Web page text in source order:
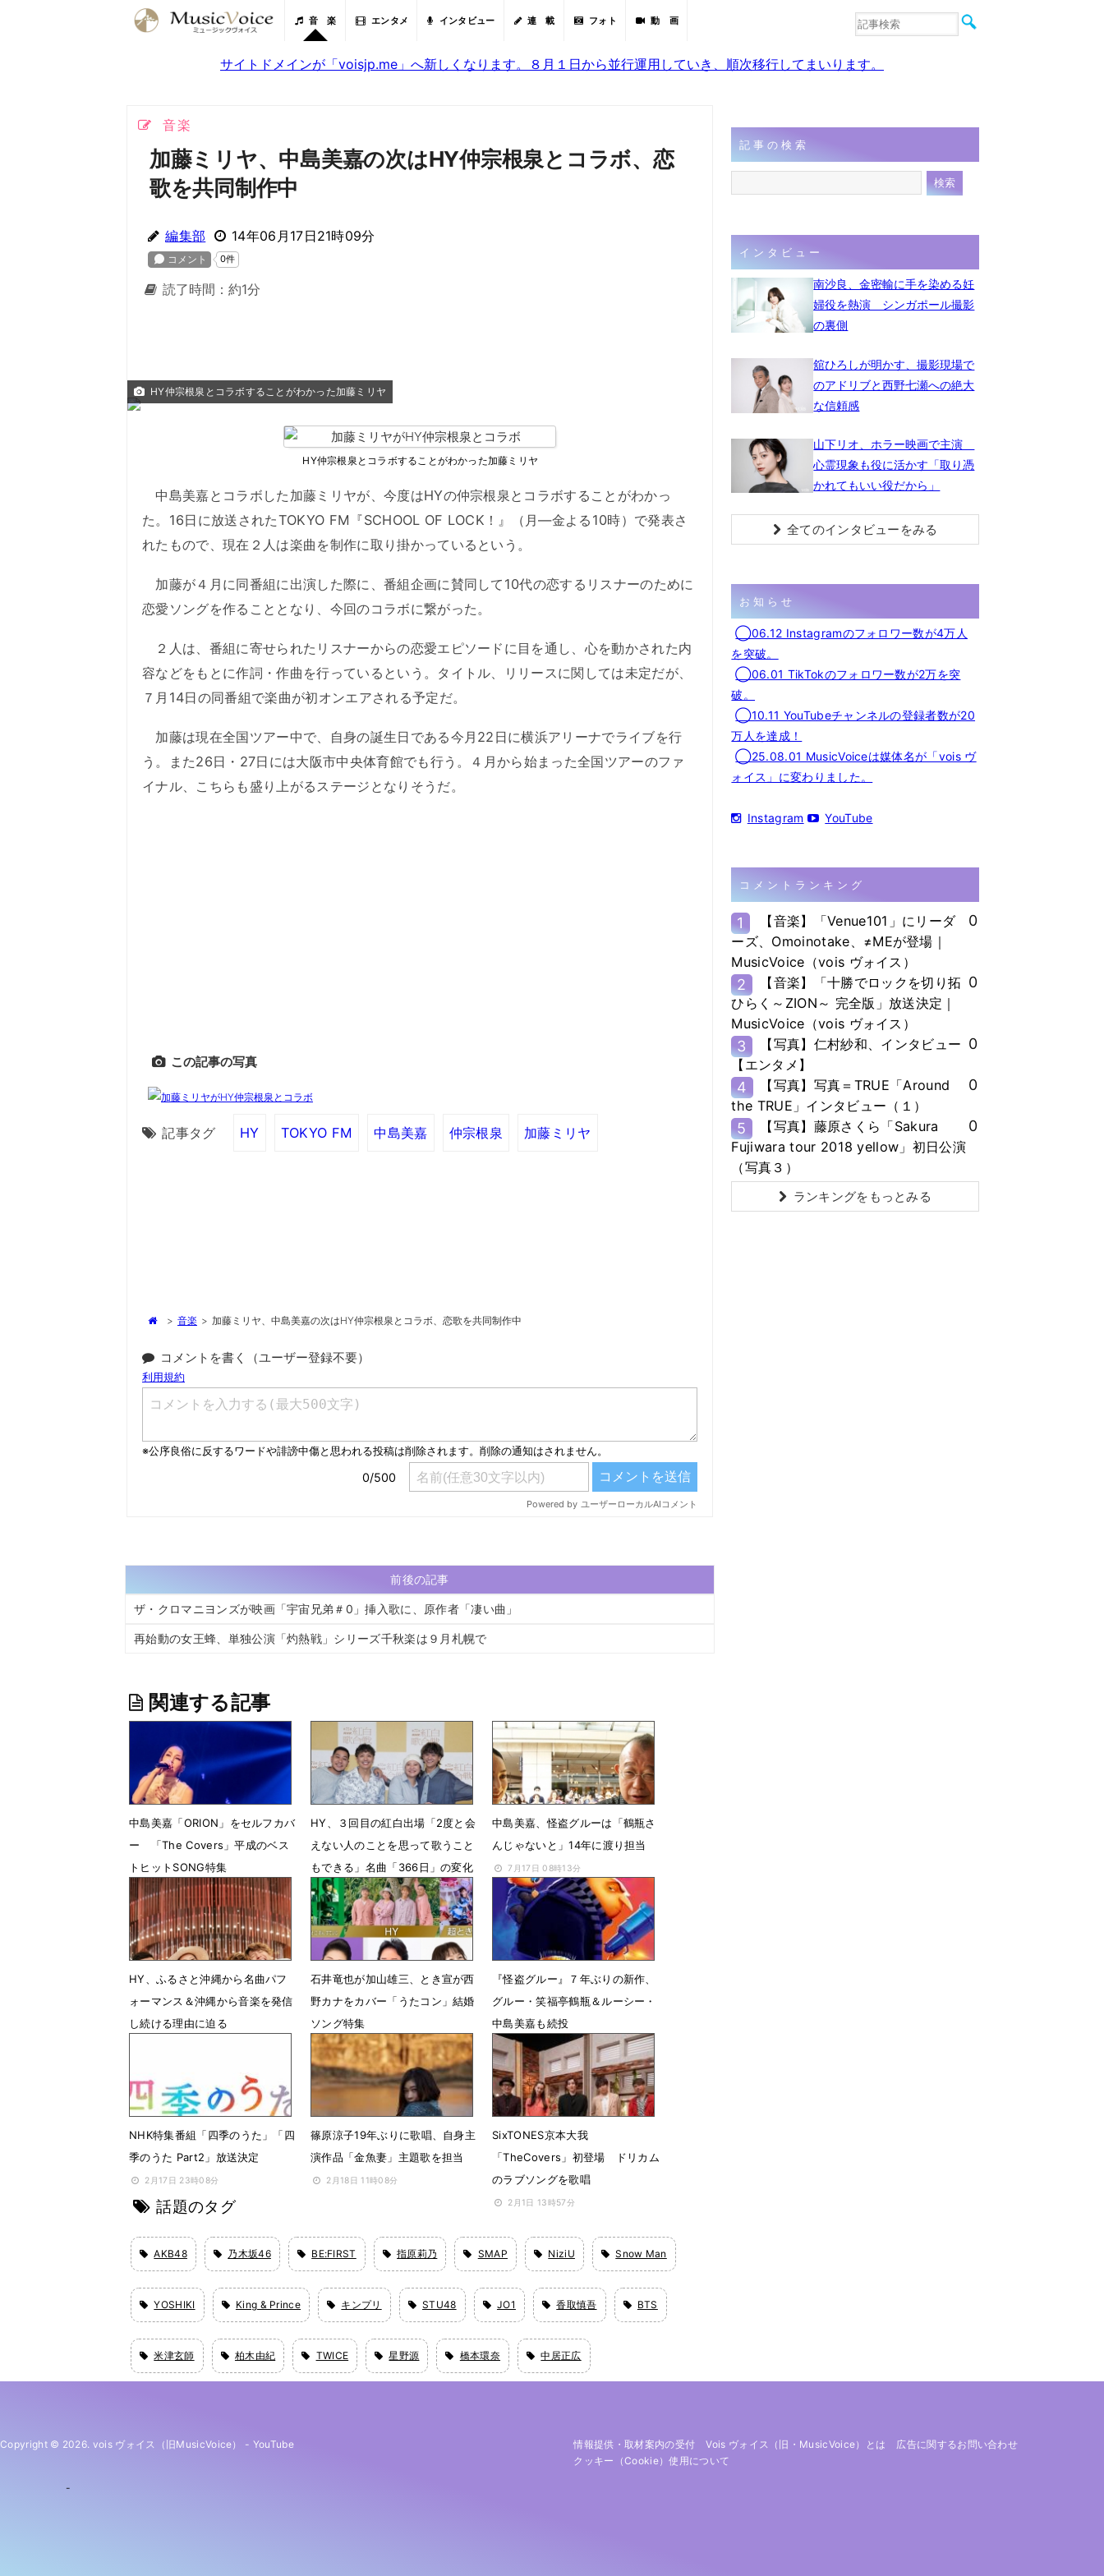
音 楽 エンタメ インタビュー 連 載 フォト 動 画
音楽
サイトドメインが「voisjp.me」へ新しくなります。８月１日から並行運用していき、順次移行してまいります。
音楽
加藤ミリヤ、中島美嘉の次はHY仲宗根泉とコラボ、恋
歌を共同制作中
編集部 14年06月17日21時09分
読了時間：約1分
HY仲宗根泉とコラボすることがわかった加藤ミリヤ
HY仲宗根泉とコラボすることがわかった加藤ミリヤ
中島美嘉とコラボした加藤ミリヤが、今度はHYの仲宗根泉とコラボすることがわかっ
た。16日に放送されたTOKYO FM『SCHOOL OF LOCK！』（月―金よる10時）で発表さ
れたもので、現在２人は楽曲を制作に取り掛かっているという。
加藤が４月に同番組に出演した際に、番組企画に賛同して10代の恋するリスナーのために
恋愛ソングを作ることとなり、今回のコラボに繋がった。
２人は、番組に寄せられたリスナーからの恋愛エピソードに目を通し、心を動かされた内
容などをもとに作詞・作曲を行っているという。タイトル、リリースに関しては未定だが、
７月14日の同番組で楽曲が初オンエアされる予定だ。
加藤は現在全国ツアー中で、自身の誕生日である今月22日に横浜アリーナでライブを行
う。また26日・27日には大阪市中央体育館でも行う。４月から始まった全国ツアーのファ
イナル、こちらも盛り上がるステージとなりそうだ。
この記事の写真
記事タグ HY TOKYO FM 中島美嘉 仲宗根泉 加藤ミリヤ
> 音楽 > 加藤ミリヤ、中島美嘉の次はHY仲宗根泉とコラボ、恋歌を共同制作中
コメントを書く（ユーザー登録不要）
前後の記事
ザ・クロマニヨンズが映画「宇宙兄弟＃0」挿入歌に、原作者「凄い曲」
再始動の女王蜂、単独公演「灼熱戦」シリーズ千秋楽は９月札幌で
関連する記事
中島美嘉「ORION」をセルフカバ
ー 「The Covers」平成のベス
トヒットSONG特集
2月17日 19時19分
HY、３回目の紅白出場「2度と会
えない人のことを思って歌うこと
もできる」名曲「366日」の変化
12月28日 18時13分
中島美嘉、怪盗グルーは「鶴瓶さ
んじゃないと」14年に渡り担当
7月17日 08時13分
HY、ふるさと沖縄から名曲パフ
ォーマンス＆沖縄から音楽を発信
し続ける理由に迫る
石井竜也が加山雄三、とき宣が西
野カナをカバー「うたコン」結婚
ソング特集
6月5日 14時46分
『怪盗グルー』７年ぶりの新作、
グルー・笑福亭鶴瓶＆ルーシー・
中島美嘉も続投
2月21日 08時55分
NHK特集番組「四季のうた」「四
季のうた Part2」放送決定
2月17日 23時08分
篠原涼子19年ぶりに歌唱、自身主
演作品「金魚妻」主題歌を担当
2月18日 11時08分
SixTONES京本大我
「TheCovers」初登場 ドリカム
のラブソングを歌唱
2月1日 13時57分
話題のタグ
AKB48 乃木坂46 BE:FIRST 指原莉乃 SMAP NiziU Snow Man
YOSHIKI King & Prince キンプリ STU48 JO1 香取慎吾 BTS
米津玄師 柏木由紀 TWICE 星野源 橋本環奈 中居正広
記事の検索
インタビュー
南沙良、金密輸に手を染める妊
婦役を熱演 シンガポール撮影
の裏側
舘ひろしが明かす、撮影現場で
のアドリブと西野七瀬への絶大
な信頼感
山下リオ、ホラー映画で主演
心霊現象も役に活かす「取り憑
かれてもいい役だから」
全てのインタビューをみる
お知らせ
◯06.12 Instagramのフォロワー数が4万人
を突破。
◯06.01 TikTokのフォロワー数が2万を突
破。
◯10.11 YouTubeチャンネルの登録者数が20
万人を達成！
◯25.08.01 MusicVoiceは媒体名が「vois ヴ
ォイス」に変わりました。
Instagram YouTube
コメントランキング
1
【音楽】「Venue101」にリーダ
ーズ、Omoinotake、≠MEが登場｜
MusicVoice（vois ヴォイス）
0
2
【音楽】「十勝でロックを切り拓
ひらく～ZION～ 完全版」放送決定｜
MusicVoice（vois ヴォイス）
0
3
【写真】仁村紗和、インタビュー
【エンタメ】
0
4
【写真】写真＝TRUE「Around
the TRUE」インタビュー（１）
0
5
【写真】藤原さくら「Sakura
Fujiwara tour 2018 yellow」初日公演
（写真３）
0
ランキングをもっとみる
Copyright © 2026. vois ヴォイス（旧MusicVoice） - YouTube 情報提供・取材案内の受付 Vois ヴォイス（旧・MusicVoice）とは
広告に関するお問い合わせ
クッキー（cookie）使用について
-